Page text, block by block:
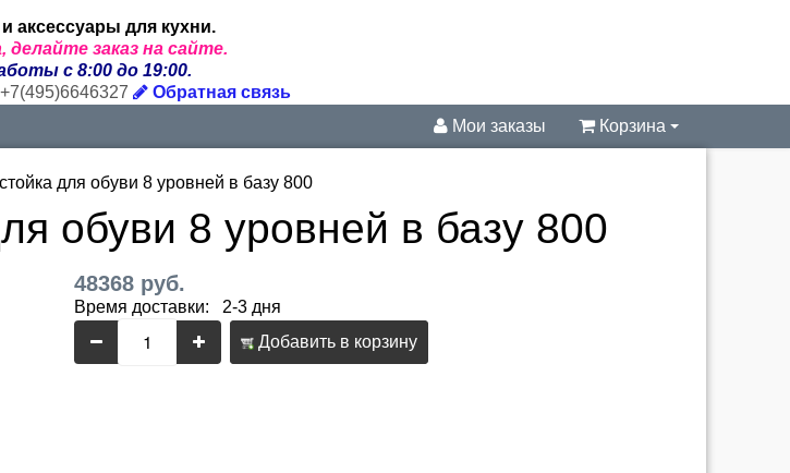
аксессуары для кухни.
заказ на сайте.
с 8:00 до 19:00.
+7(495)6646327
Обратная связь
Мои заказы Корзина
для обуви 8 уровней в базу 800
обуви 8 уровней в базу 800
48368 руб.
Время доставки: 2-3 дня
Добавить в корзину